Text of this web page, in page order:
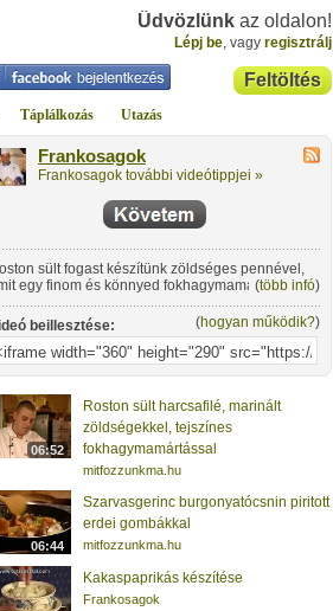
Üdvözlünk az oldalon!
Lépj be, vagy regisztrálj
Feltöltés
Táplálkozás Utazás
Frankosagok
Frankosagok további videótippjei »
sült fogast készítünk zöldséges pennével,
egy finom és könnyed fokhagymamártással
(több infó)
beillesztése: (hogyan működik?)
06:52
Roston sült harcsafilé, marinált
zöldségekkel, tejszínes
fokhagymamártással
mitfozzunkma.hu
06:44
Szarvasgerinc burgonyatócsnin piritott
erdei gombákkal
mitfozzunkma.hu
Kakaspaprikás készítése
Frankosagok